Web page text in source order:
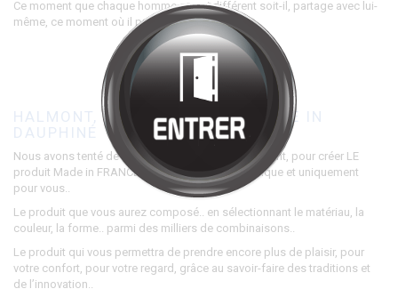
Bienvenue chez
HALMONT
Cliquez pour entrer